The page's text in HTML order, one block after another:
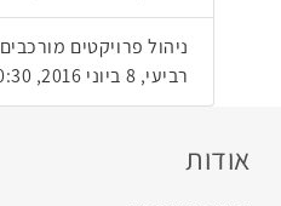
ניהול פרויקטים מורכבים
רביעי, 8 ביוני 2016, 10:30
אודות